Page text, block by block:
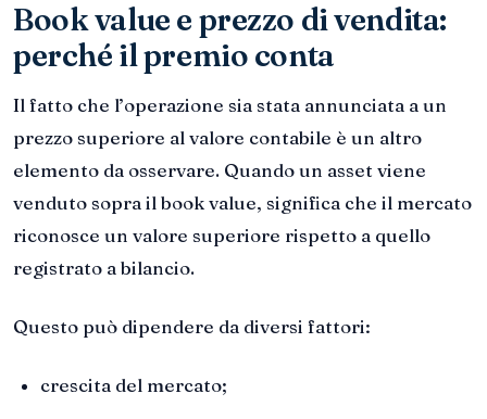
Book value e prezzo di vendita:
perché il premio conta
Il fatto che l’operazione sia stata annunciata a un
prezzo superiore al valore contabile è un altro
elemento da osservare. Quando un asset viene
venduto sopra il book value, significa che il mercato
riconosce un valore superiore rispetto a quello
registrato a bilancio.
Questo può dipendere da diversi fattori:
crescita del mercato;